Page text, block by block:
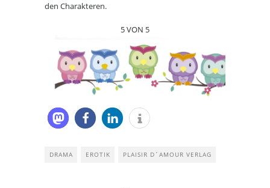
den Charakteren.
5 VON 5
DRAMA EROTIK PLAISIR D´AMOUR VERLAG